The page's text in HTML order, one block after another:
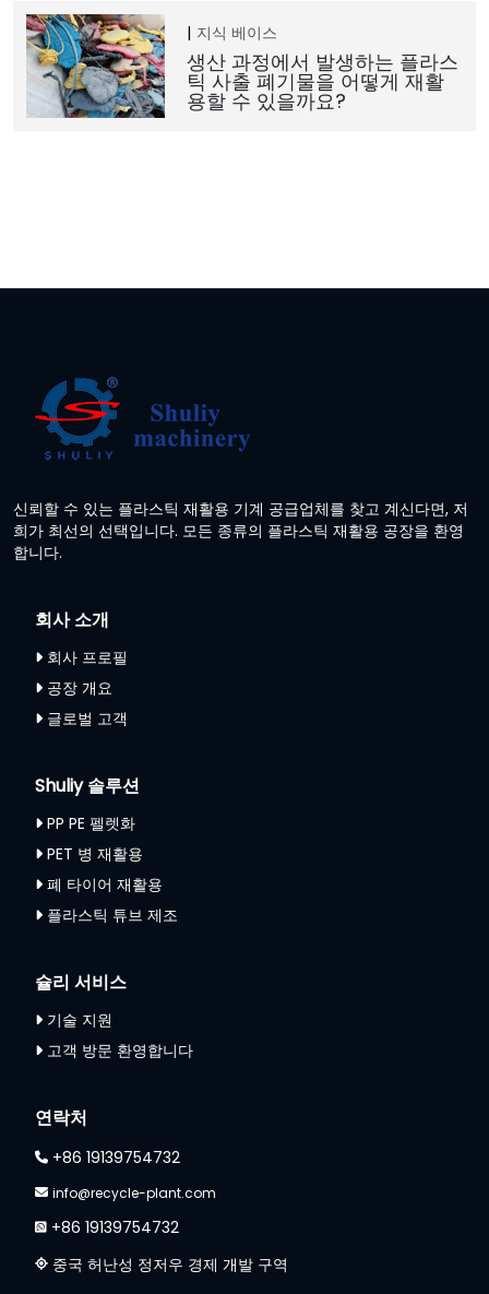
지식 베이스
생산 과정에서 발생하는 플라스
틱 사출 폐기물을 어떻게 재활
용할 수 있을까요?
신뢰할 수 있는 플라스틱 재활용 기계 공급업체를 찾고 계신다면, 저
희가 최선의 선택입니다. 모든 종류의 플라스틱 재활용 공장을 환영
합니다.
회사 소개
회사 프로필
공장 개요
글로벌 고객
Shuliy 솔루션
PP PE 펠렛화
PET 병 재활용
폐 타이어 재활용
플라스틱 튜브 제조
슐리 서비스
기술 지원
고객 방문 환영합니다
연락처
+86 19139754732
info@recycle-plant.com
+86 19139754732
중국 허난성 정저우 경제 개발 구역